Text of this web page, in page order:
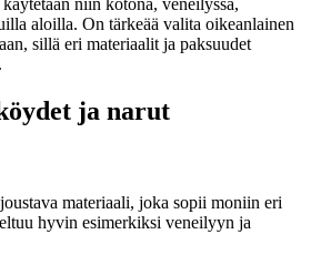
aloilla. On tärkeää valita oikeanlainen
sillä eri materiaalit ja paksuudet
ja narut
materiaali, joka sopii moniin eri
hyvin esimerkiksi veneilyyn ja